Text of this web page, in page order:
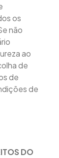
os
não
ao
de
de
de
DO